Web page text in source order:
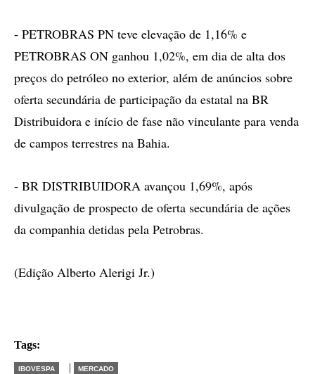
- PETROBRAS PN teve elevação de 1,16% e
PETROBRAS ON ganhou 1,02%, em dia de alta dos
preços do petróleo no exterior, além de anúncios sobre
oferta secundária de participação da estatal na BR
Distribuidora e início de fase não vinculante para venda
de campos terrestres na Bahia.
- BR DISTRIBUIDORA avançou 1,69%, após
divulgação de prospecto de oferta secundária de ações
da companhia detidas pela Petrobras.
(Edição Alberto Alerigi Jr.)
Tags:
IBOVESPA | MERCADO